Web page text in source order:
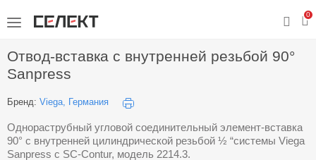
0
Отвод-вставка с внутренней резьбой 90°
Sanpress
Бренд: Viega, Германия
Однораструбный угловой соединительный элемент-вставка
90° с внутренней цилиндрической резьбой ½ “системы Viega
Sanpress с SC-Contur, модель 2214.3.